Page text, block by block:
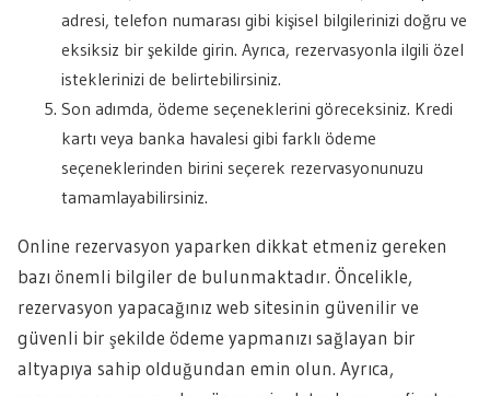
adresi, telefon numarası gibi kişisel bilgilerinizi doğru ve
eksiksiz bir şekilde girin. Ayrıca, rezervasyonla ilgili özel
isteklerinizi de belirtebilirsiniz.
Son adımda, ödeme seçeneklerini göreceksiniz. Kredi
kartı veya banka havalesi gibi farklı ödeme
seçeneklerinden birini seçerek rezervasyonunuzu
tamamlayabilirsiniz.
Online rezervasyon yaparken dikkat etmeniz gereken
bazı önemli bilgiler de bulunmaktadır. Öncelikle,
rezervasyon yapacağınız web sitesinin güvenilir ve
güvenli bir şekilde ödeme yapmanızı sağlayan bir
altyapıya sahip olduğundan emin olun. Ayrıca,